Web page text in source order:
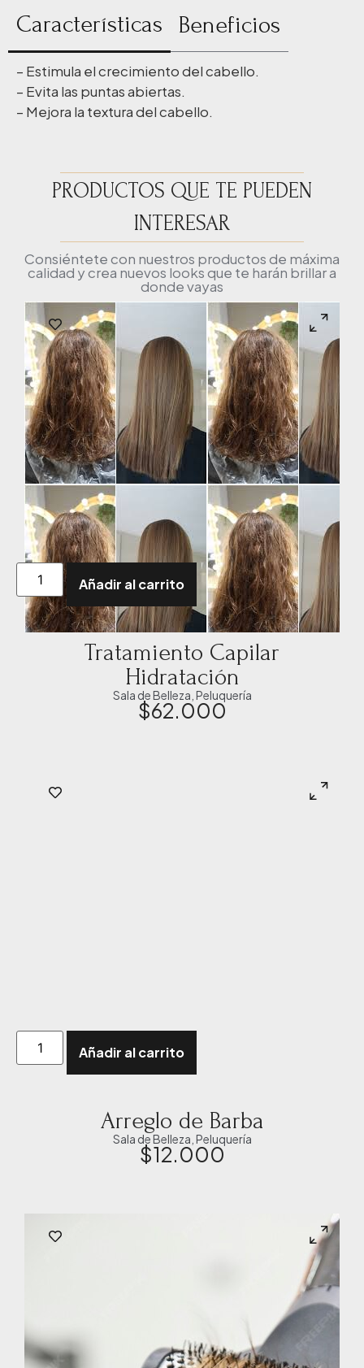
Características Beneficios
– Estimula el crecimiento del cabello.
– Evita las puntas abiertas.
– Mejora la textura del cabello.
PRODUCTOS QUE TE PUEDEN
INTERESAR
Consiéntete con nuestros productos de máxima
calidad y crea nuevos looks que te harán brillar a
donde vayas
Añadir al carrito
Tratamiento Capilar
Hidratación
Sala de Belleza Peluquería
$62.000
Añadir al carrito
Arreglo de Barba
Sala de Belleza Peluquería
$12.000